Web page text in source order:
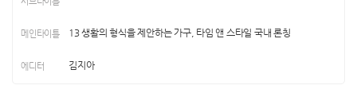
13 생활의 형식을 제안하는 가구, 타임 앤 스타일 국내 론칭
김지아